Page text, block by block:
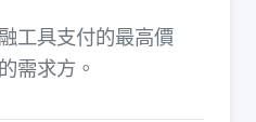
工具支付的最高價
需求方。